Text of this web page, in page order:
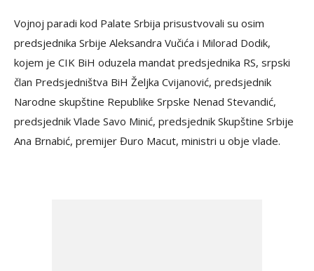
Vojnoj paradi kod Palate Srbija prisustvovali su osim
predsjednika Srbije Aleksandra Vučića i Milorad Dodik,
kojem je CIK BiH oduzela mandat predsjednika RS, srpski
član Predsjedništva BiH Željka Cvijanović, predsjednik
Narodne skupštine Republike Srpske Nenad Stevandić,
predsjednik Vlade Savo Minić, predsjednik Skupštine Srbije
Ana Brnabić, premijer Đuro Macut, ministri u obje vlade.